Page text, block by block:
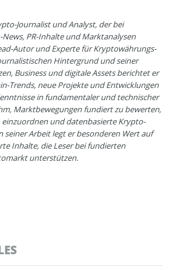
Journalist und Analyst, der bei
PR-Inhalte und Marktanalysen
Autor und Experte für Kryptowährungs-
Hintergrund und seiner
Business und digitale Assets berichtet er
Trends, neue Projekte und Entwicklungen
in fundamentaler und technischer
Marktbewegungen fundiert zu bewerten,
und datenbasierte Krypto-
seiner Arbeit legt er besonderen Wert auf
Inhalte, die Leser bei fundierten
unterstützen.